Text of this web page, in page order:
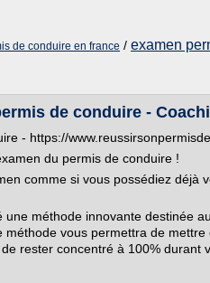
de conduire en france / examen
de conduire -
- https://
du permis de conduire !
comme si vous possédiez déjà
une méthode innovante destinée
méthode vous permettra de mettre
rester concentré à 100% durant